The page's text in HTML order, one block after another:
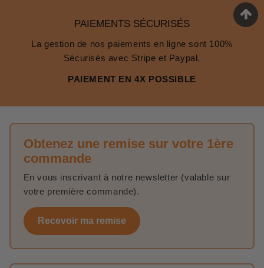
PAIEMENTS SÉCURISÉS
La gestion de nos paiements en ligne sont 100%
Sécurisés avec Stripe et Paypal.
PAIEMENT EN 4X POSSIBLE
Obtenez une remise sur votre 1ère
commande
En vous inscrivant à notre newsletter (valable sur
votre première commande).
Recevoir ma remise